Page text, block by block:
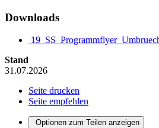
Downloads
Stand
31.07.2026
Seite drucken
Seite empfehlen
Optionen zum Teilen anzeigen